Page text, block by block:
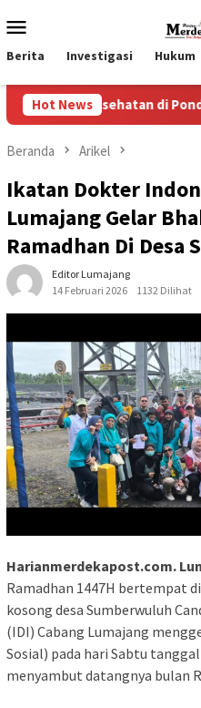
ke
kontenMobile
Berita Investigasi Hukum
Hot News
di Pondok Pesantren
Beranda Arikel
Ikatan Dokter
Lumajang Gelar
Ramadhan Di Desa
Editor Lumajang
14 Februari 2026
1132 Dilihat
Harianmerdekapost.com.
Ramadhan 1447H bertempat
kosong desa Sumberwuluh
(IDI) Cabang Lumajang
Sosial) pada hari Sabtu
menyambut datangnya bulan